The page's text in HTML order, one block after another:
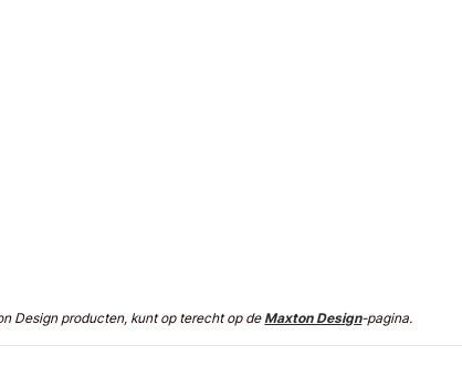
Design producten, kunt op terecht op deMaxton Design-pagina.